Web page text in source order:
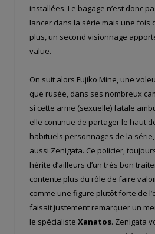
installées. Le bagage n’est donc
lancer dans la série mais une fois
plus, un second visionnage
value.
On suit alors Fujiko Mine, une
que rusée, dans ses nombreux
si cette arme (sexuelle) fatale
elle continue de partager le haut
habituels personnages de la
aussi Zenigata. Ce policier,
hérite d’ailleurs d’un très bon
contente plus du rôle de faire
comme une figure plutôt forte de
faisait justement remarquer un
le spécialiste Xanatos. Zenigata